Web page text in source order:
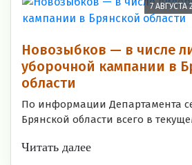
7 АВГУСТА
Новозыбков — в числе
уборочной кампании в
области
По информации Департамента
Брянской области всего в
Читать далее